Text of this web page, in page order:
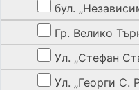
бул.
Гр. Велико
Ул. „Стефан
Ул. „Георги С.